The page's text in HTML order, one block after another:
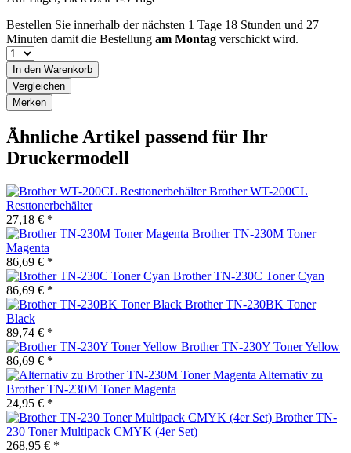
Bestellen Sie innerhalb der nächsten 1 Tage 18 Stunden und 27
Minuten damit die Bestellung am Montag verschickt wird.
In den Warenkorb
Vergleichen
Merken
Ähnliche Artikel passend für Ihr
Druckermodell
Brother WT-200CL
Resttonerbehälter
27,18 € *
Brother TN-230M Toner
Magenta
86,69 € *
Brother TN-230C Toner Cyan
86,69 € *
Brother TN-230BK Toner
Black
89,74 € *
Brother TN-230Y Toner Yellow
86,69 € *
Alternativ zu
Brother TN-230M Toner Magenta
24,95 € *
Brother TN-
230 Toner Multipack CMYK (4er Set)
268,95 € *